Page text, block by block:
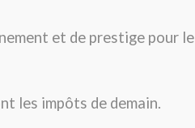
et de prestige pour le
les impôts de demain.